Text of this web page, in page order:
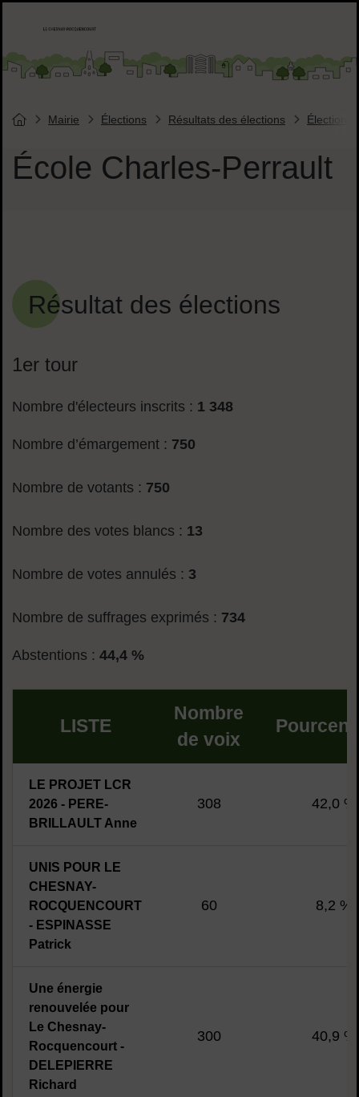
Liens réseaux sociaux
École Charles-Perrault
Vous êtes ici :
Page d'accueil du site
Mairie Élections Résultats des élections Élections
Résultat des élections
1er tour
Nombre d'électeurs inscrits : 1 348
Nombre d’émargement : 750
Nombre de votants : 750
Nombre des votes blancs : 13
Nombre de votes annulés : 3
Nombre de suffrages exprimés : 734
Abstentions : 44,4 %
LISTE
Nombre
de voix
LE PROJET LCR
2026 - PERE-
BRILLAULT Anne
308 42,0 %
UNIS POUR LE
CHESNAY-
ROCQUENCOURT
- ESPINASSE
Patrick
60 8,2 %
Une énergie
renouvelée pour
Le Chesnay-
Rocquencourt -
DELEPIERRE
Richard
300 40,9 %